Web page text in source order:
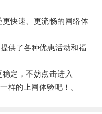
快速、更流畅的网络体
了各种优惠活动和福
定，不妨点击进入
样的上网体验吧！。